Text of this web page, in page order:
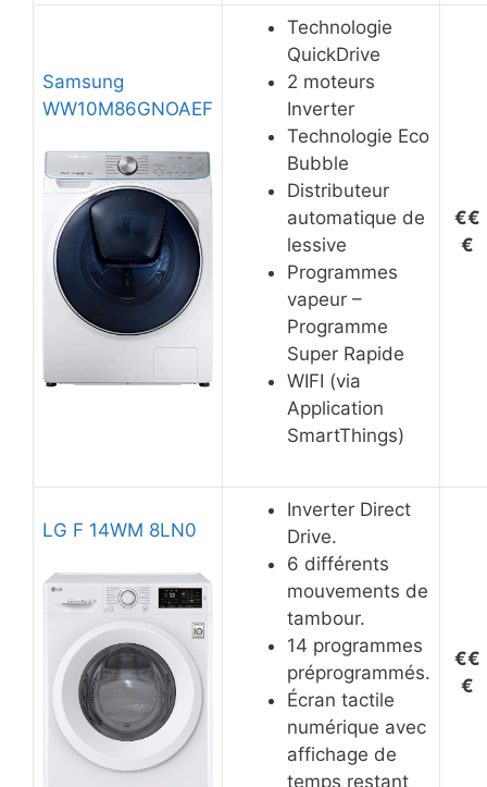
Samsung
WW10M86GNOAEF
Technologie
QuickDrive
2 moteurs
Inverter
Technologie Eco
Bubble
Distributeur
automatique de
lessive
Programmes
vapeur –
Programme
Super Rapide
WIFI (via
Application
SmartThings)
€€
€
LG F 14WM 8LN0
Inverter Direct
Drive.
6 différents
mouvements de
tambour.
14 programmes
préprogrammés.
Écran tactile
numérique avec
affichage de
temps restant
€€
€